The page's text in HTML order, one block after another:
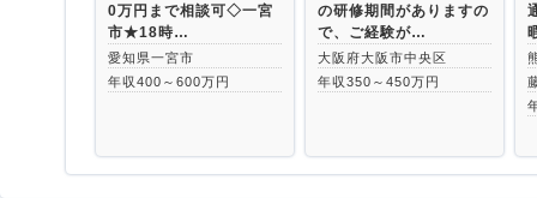
0万円まで相談可◇一宮
市★18時…
愛知県一宮市
年収400～600万円
の研修期間がありますの
で、ご経験が…
大阪府大阪市中央区
年収350～450万円